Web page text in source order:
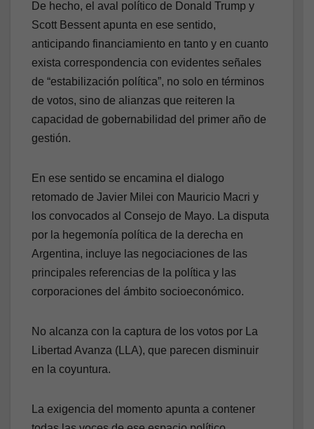
De hecho, el aval político de Donald Trump y
Scott Bessent apunta en ese sentido,
anticipando financiamiento en tanto y en cuanto
exista correspondencia con evidentes señales
de “estabilización política”, no solo en términos
de votos, sino de alianzas que reiteren la
capacidad de gobernabilidad del primer año de
gestión.
En ese sentido se encamina el dialogo
retomado de Javier Milei con Mauricio Macri y
los convocados al Consejo de Mayo. La disputa
por la hegemonía política de la derecha en
Argentina, incluye las negociaciones de las
principales referencias de la política y las
corporaciones del ámbito socioeconómico.
No alcanza con la captura de los votos por La
Libertad Avanza (LLA), que parecen disminuir
en la coyuntura.
La exigencia del momento apunta a contener